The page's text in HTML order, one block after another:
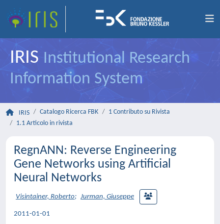
IRIS Institutional Research
Information System
IRIS Catalogo Ricerca FBK
1 Contributo su Rivista
1.1 Articolo in rivista
RegnANN: Reverse Engineering
Gene Networks using Artificial
Neural Networks
Visintainer, Roberto; Jurman, Giuseppe
2011-01-01